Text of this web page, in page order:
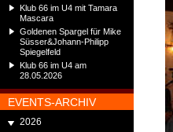
Klub 66 im U4 mit Tamara
Mascara
Goldenen Spargel für Mike
Süsser&Johann-Philipp
Spiegelfeld
Klub 66 im U4 am
28.05.2026
EVENTS-ARCHIV
2026